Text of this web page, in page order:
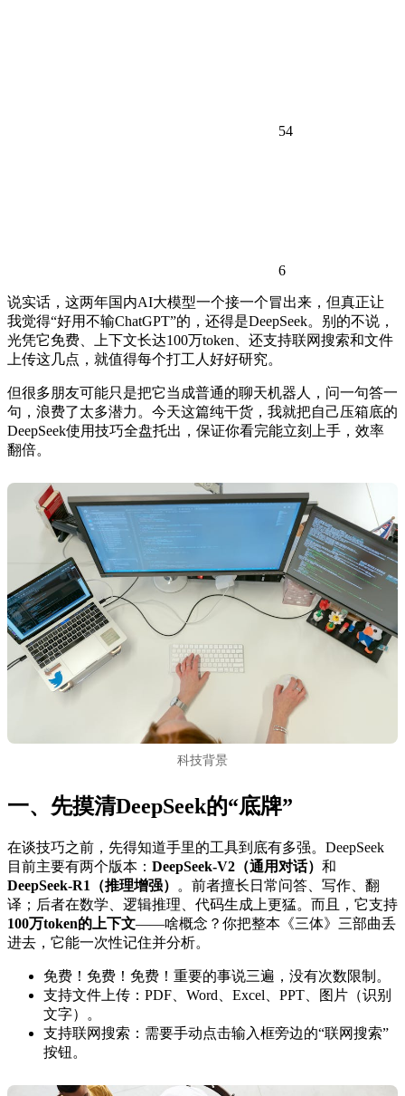
54
6
说实话，这两年国内AI大模型一个接一个冒出来，但真正让
我觉得“好用不输ChatGPT”的，还得是DeepSeek。别的不说，
光凭它免费、上下文长达100万token、还支持联网搜索和文件
上传这几点，就值得每个打工人好好研究。
但很多朋友可能只是把它当成普通的聊天机器人，问一句答一
句，浪费了太多潜力。今天这篇纯干货，我就把自己压箱底的
DeepSeek使用技巧全盘托出，保证你看完能立刻上手，效率
翻倍。
科技背景
一、先摸清DeepSeek的“底牌”
在谈技巧之前，先得知道手里的工具到底有多强。DeepSeek
目前主要有两个版本： DeepSeek-V2（通用对话） 和
DeepSeek-R1（推理增强）
。前者擅长日常问答、写作、翻
译；后者在数学、逻辑推理、代码生成上更猛。而且，它支持
100万token的上下文——啥概念？你把整本《三体》三部曲丢
进去，它能一次性记住并分析。
免费！免费！免费！重要的事说三遍，没有次数限制。
支持文件上传：PDF、Word、Excel、PPT、图片（识别
文字）。
支持联网搜索：需要手动点击输入框旁边的“联网搜索”
按钮。